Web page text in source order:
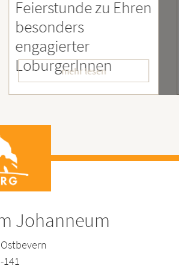
zu Ehren
mehr lesen
–
Johanneum
141